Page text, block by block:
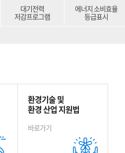
대기전력
저감프로그램
에너지 소비효율
등급표시
환경기술 및
환경 산업 지원법
바로가기